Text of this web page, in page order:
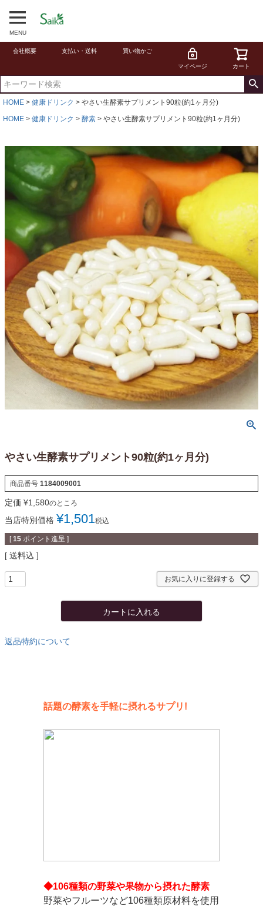
MENU
会社概要 支払い・送料 買い物かご
マイページ カート
HOME 健康ドリンク
やさい生酵素サプリメント90粒(約1ヶ月分)
HOME
健康ドリンク 酵素 やさい生酵素サプリメント90粒(約1ヶ月分)
やさい生酵素サプリメント90粒(約1ヶ月分)
商品番号 1184009001
定価 ¥1,580のところ
当店特別価格 ¥1,501税込
[ 15 ポイント進呈 ]
送料込
お気に入りに登録する
カートに入れる
返品特約について
話題の酵素を手軽に摂れるサプリ!
◆106種類の野菜や果物から摂れた酵素
野菜やフルーツなど106種類原材料を使用